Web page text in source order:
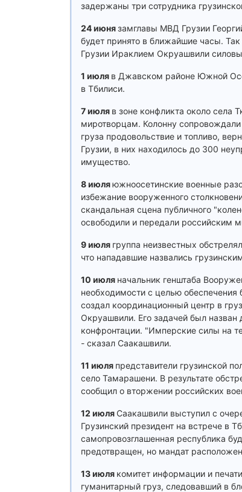
задержаны три сотрудника
24 июнязамглавы МВД Грузии
будет принято в ближайшие часы.
Грузии Ираклием Окруашвили
1 июля в Джавском районе Южной
в Тбилиси.
7 июля в зоне конфликта около села
миротворцам. Колонну
груза продовольствие и топливо,
Грузии, в них находилось до 300
имущество.
8 июляюжноосетинские военные
избежание вооруженного
скандальная сцена публичного
освободили и передали российским
9 июля группа неизвестных
что нападавшие назвались
10 июля начальник генштаба
необходимости с целью обеспечения
создал координационный центр в
Окруашвили. Его задачей был
конфронтации. "Имперские силы на
- сказал Саакашвили.
11 июля представители грузинской
село Тамарашени. В результате
сообщил о вторжении российских
12 июля Саакашвили выступил с
Грузинский президент на встрече в
самопровозглашенная республика
предотвращен, но мандат
13 июля комитет информации и
гуманитарный груз, следовавший в